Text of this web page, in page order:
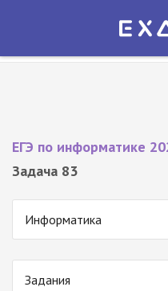
Экзамер — ЕГЭ
ЕГЭ по информатике
Задача 83
Информатика
Задания